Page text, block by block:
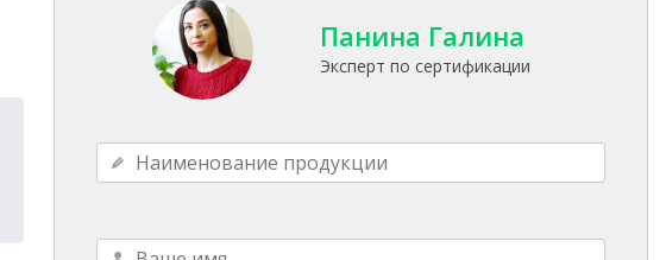
Панина Галина
Эксперт по сертификации